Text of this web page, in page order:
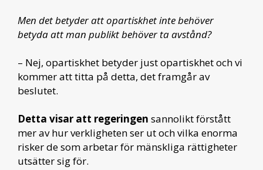
Men det betyder att opartiskhet inte behöver
betyda att man publikt behöver ta avstånd?
– Nej, opartiskhet betyder just opartiskhet och vi
kommer att titta på detta, det framgår av
beslutet.
Detta visar att regeringen sannolikt förstått
mer av hur verkligheten ser ut och vilka enorma
risker de som arbetar för mänskliga rättigheter
utsätter sig för.